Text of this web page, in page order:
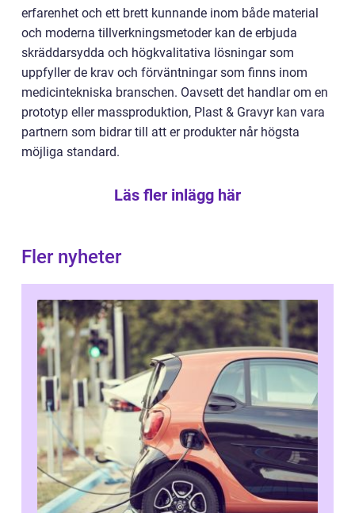
erfarenhet och ett brett kunnande inom både material
och moderna tillverkningsmetoder kan de erbjuda
skräddarsydda och högkvalitativa lösningar som
uppfyller de krav och förväntningar som finns inom
medicintekniska branschen. Oavsett det handlar om en
prototyp eller massproduktion, Plast & Gravyr kan vara
partnern som bidrar till att er produkter når högsta
möjliga standard.
Läs fler inlägg här
Fler nyheter